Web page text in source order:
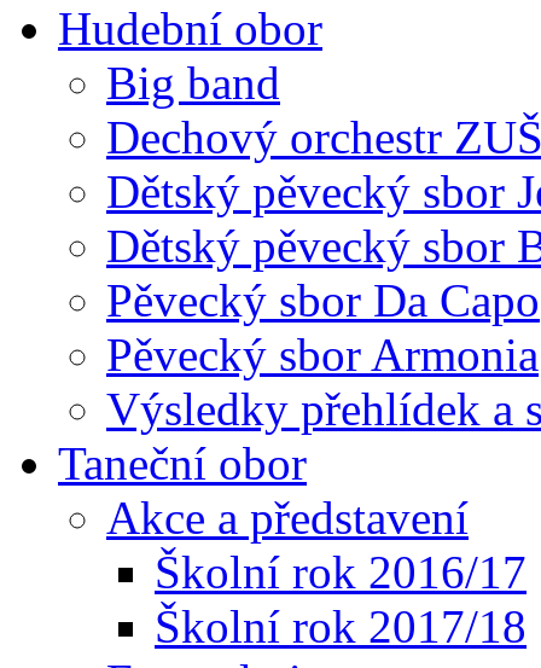
Hudební obor
Big band
Dechový orchestr
Dětský pěvecký sbor
Dětský pěvecký sbor
Pěvecký sbor Da Capo
Pěvecký sbor Armonia
Výsledky přehlídek a
Taneční obor
Akce a představení
Školní rok 2016/17
Školní rok 2017/18